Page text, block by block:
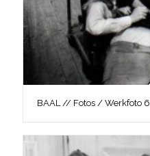
BAAL // Fotos / Werkfoto 6